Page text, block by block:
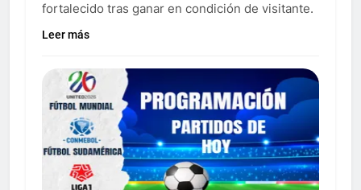
fortalecido tras ganar en condición de visitante.
Leer más